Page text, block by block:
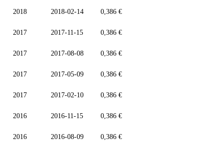
2018 2018-02-14 0,386 €
2017 2017-11-15 0,386 €
2017 2017-08-08 0,386 €
2017 2017-05-09 0,386 €
2017 2017-02-10 0,386 €
2016 2016-11-15 0,386 €
2016 2016-08-09 0,386 €